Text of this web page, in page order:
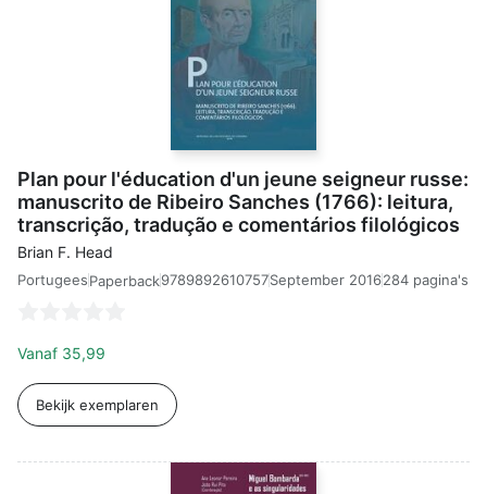
Plan pour l'éducation d'un jeune seigneur russe:
manuscrito de Ribeiro Sanches (1766): leitura,
transcrição, tradução e comentários filológicos
Brian F. Head
PortugeesPaperback9789892610757September 2016284 pagina's
Vanaf 35,99
Bekijk exemplaren